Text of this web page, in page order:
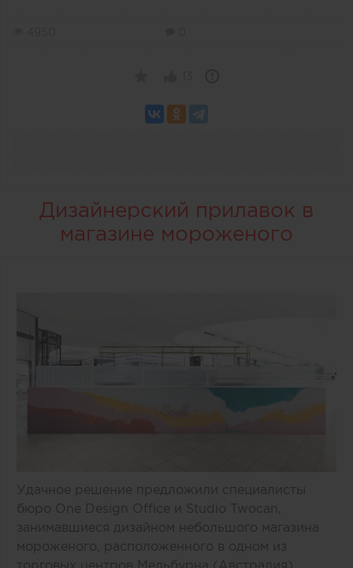
Дизайнерский прилавок в
магазине мороженого
Удачное решение предложили специалисты
бюро One Design Office и Studio Twocan,
занимавшиеся дизайном небольшого магазина
мороженого, расположенного в одном из
торговых центров Мельбурна (Австралия).